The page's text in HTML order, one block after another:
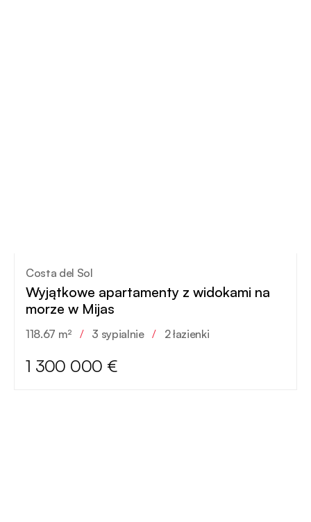
Costa del Sol
Wyjątkowe apartamenty z widokami na
morze w Mijas
118.67 m² / 3 sypialnie / 2 łazienki
1 300 000 €